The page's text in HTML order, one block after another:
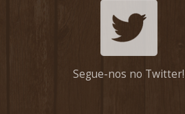
Segue-nos no Twitter!